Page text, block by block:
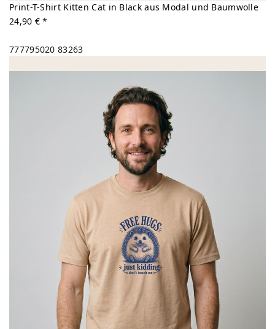
Print-T-Shirt Kitten Cat in Black aus Modal und Baumwolle
24,90 € *
777795020 83263